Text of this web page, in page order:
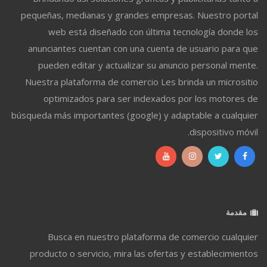
pequeñas, medianas y grandes empresas. Nuestro portal
web está diseñado con última tecnología donde los
anunciantes cuentan con una cuenta de usuario para que
pueden editar y actualizar su anuncio personal mente.
Nuestra plataforma de comercio Les brinda un micrositio
optimizados para ser indexados por los motores de
búsqueda más importantes (google) y adaptable a cualquier
dispositivo móvil.
مقدمة
Busca en nuestro plataforma de comercio cualquier
producto o servicio, mira las ofertas y establecimientos